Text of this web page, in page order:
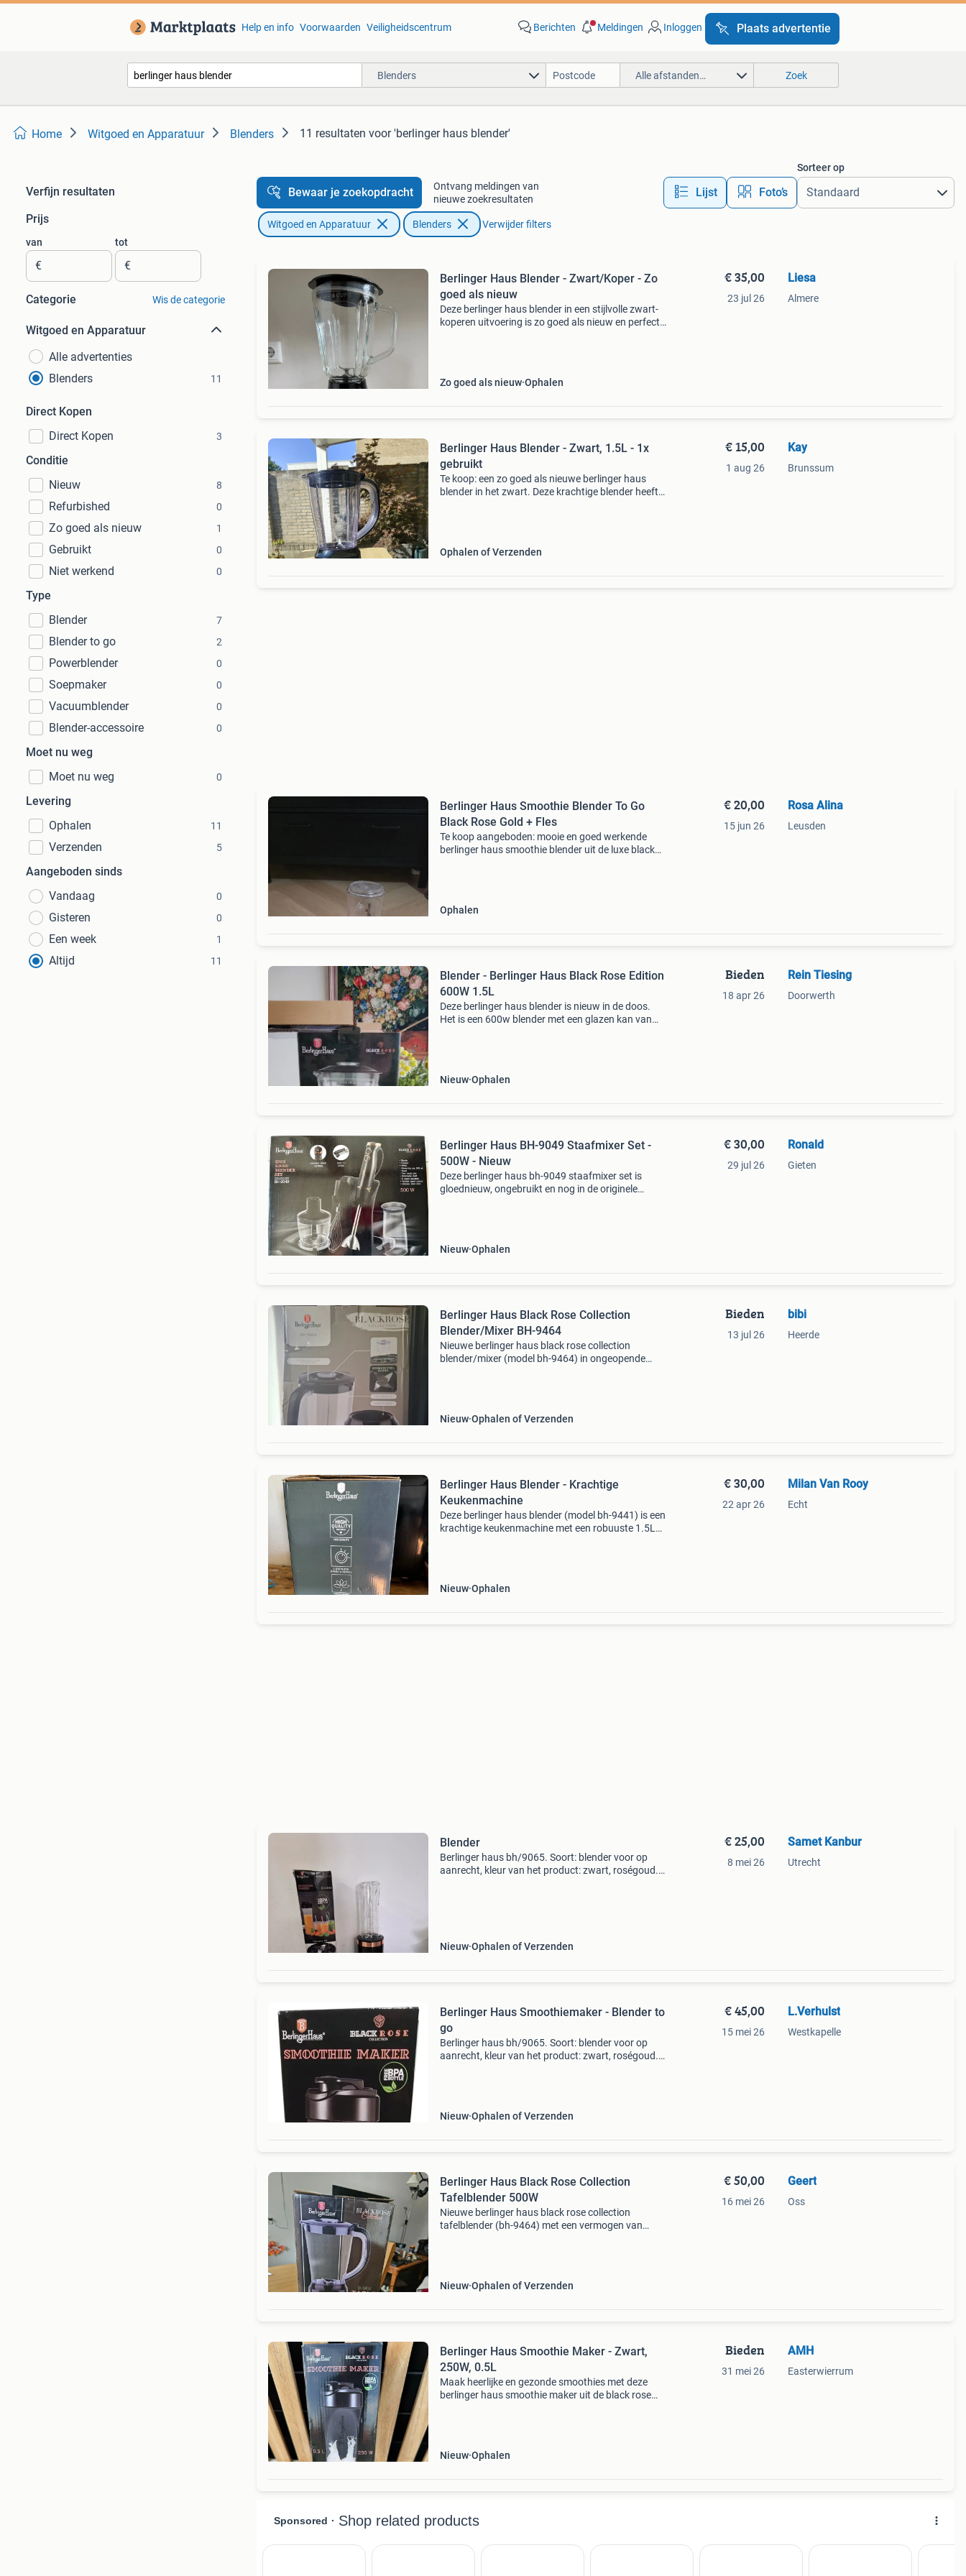
Help en info Voorwaarden Veiligheidscentrum Berichten Meldingen Inloggen Plaats advertentie
Blenders Alle afstanden… Zoek
Home Witgoed en Apparatuur Blenders 11 resultaten voor 'berlinger haus blender'
Verfijn resultaten
Prijs
van
€
tot
€
Categorie Wis de categorie
Witgoed en Apparatuur
Alle advertenties
Blenders
11
Direct Kopen
Direct Kopen
3
Conditie
Nieuw
8
Refurbished 0
Zo goed als nieuw 1
Gebruikt 0
Niet werkend 0
Type
Blender
7
Blender to go 2
Powerblender 0
Soepmaker 0
Vacuumblender 0
Blender-accessoire 0
Moet nu weg
Moet nu weg
0
Levering
Ophalen
11
Verzenden 5
Aangeboden sinds
Vandaag
0
Gisteren 0
Een week 1
Altijd 11
Bewaar je zoekopdracht
Ontvang meldingen van
nieuwe zoekresultaten
Lijst Foto’s
Sorteer op
Witgoed en Apparatuur Blenders Verwijder filters
Berlinger Haus Blender - Zwart/Koper - Zo
goed als nieuw
Deze berlinger haus blender in een stijlvolle zwart-
koperen uitvoering is zo goed als nieuw en perfect
Zo goed als nieuw Ophalen
€ 35,00
23 jul 26
Liesa
Almere
Berlinger Haus Blender - Zwart, 1.5L - 1x
gebruikt
Te koop: een zo goed als nieuwe berlinger haus
blender in het zwart. Deze krachtige blender heeft
Ophalen of Verzenden
€ 15,00
1 aug 26
Kay
Brunssum
Berlinger Haus Smoothie Blender To Go
Black Rose Gold + Fles
Te koop aangeboden: mooie en goed werkende
berlinger haus smoothie blender uit de luxe black
Ophalen
€ 20,00
15 jun 26
Rosa Alina
Leusden
Blender - Berlinger Haus Black Rose Edition
600W 1.5L
Deze berlinger haus blender is nieuw in de doos.
Het is een 600w blender met een glazen kan van
Nieuw Ophalen
Bieden
18 apr 26
Rein Tiesing
Doorwerth
Berlinger Haus BH-9049 Staafmixer Set -
500W - Nieuw
Deze berlinger haus bh-9049 staafmixer set is
gloednieuw, ongebruikt en nog in de originele
Nieuw Ophalen
€ 30,00
29 jul 26
Ronald
Gieten
Berlinger Haus Black Rose Collection
Blender/Mixer BH-9464
Nieuwe berlinger haus black rose collection
blender/mixer (model bh-9464) in ongeopende
Nieuw Ophalen of Verzenden
Bieden
13 jul 26
bibi
Heerde
Berlinger Haus Blender - Krachtige
Keukenmachine
Deze berlinger haus blender (model bh-9441) is een
krachtige keukenmachine met een robuuste 1.5L
Nieuw Ophalen
€ 30,00
22 apr 26
Milan Van Rooy
Echt
Blender
Berlinger haus bh/9065. Soort: blender voor op
aanrecht, kleur van het product: zwart, roségoud.
Nieuw Ophalen of Verzenden
€ 25,00
8 mei 26
Samet Kanbur
Utrecht
Berlinger Haus Smoothiemaker - Blender to
go
Berlinger haus bh/9065. Soort: blender voor op
aanrecht, kleur van het product: zwart, roségoud.
Nieuw Ophalen of Verzenden
€ 45,00
15 mei 26
L.Verhulst
Westkapelle
Berlinger Haus Black Rose Collection
Tafelblender 500W
Nieuwe berlinger haus black rose collection
tafelblender (bh-9464) met een vermogen van
Nieuw Ophalen of Verzenden
€ 50,00
16 mei 26
Geert
Oss
Berlinger Haus Smoothie Maker - Zwart,
250W, 0.5L
Maak heerlijke en gezonde smoothies met deze
berlinger haus smoothie maker uit de black rose
Nieuw Ophalen
Bieden
31 mei 26
AMH
Easterwierrum